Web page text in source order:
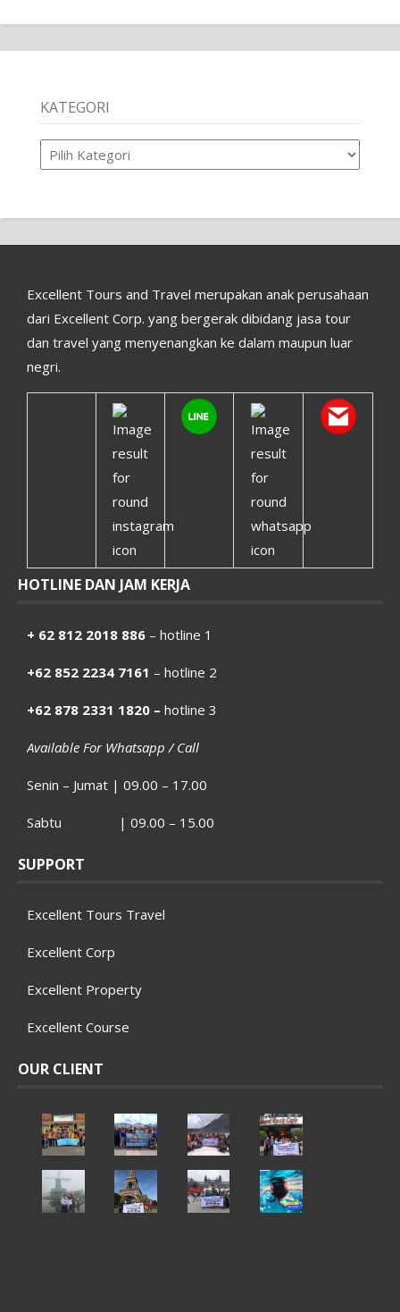
KATEGORI
Kategori
Excellent Tours and Travel merupakan anak perusahaan
dari Excellent Corp. yang bergerak dibidang jasa tour
dan travel yang menyenangkan ke dalam maupun luar
negri.
HOTLINE DAN JAM KERJA
+ 62 812 2018 886 – hotline 1
+62 852 2234 7161 – hotline 2
+62 878 2331 1820 – hotline 3
Available For Whatsapp / Call
Senin – Jumat | 09.00 – 17.00
Sabtu | 09.00 – 15.00
SUPPORT
Excellent Tours Travel
Excellent Corp
Excellent Property
Excellent Course
OUR CLIENT